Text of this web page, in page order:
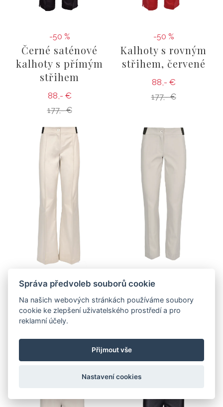
-50 %
Černé saténové
kalhoty s přímým
střihem
88,- €
177,- €
-50 %
Kalhoty s rovným
střihem, červené
88,- €
177,- €
-50 %
Zvonové kalhoty,
krémová
-50 %
Kalhoty s přímým
střihem, světle
Správa předvoleb souborů cookie
Na našich webových stránkách používáme soubory
cookie ke zlepšení uživatelského prostředí a pro
reklamní účely.
Přijmout vše
Nastavení cookies